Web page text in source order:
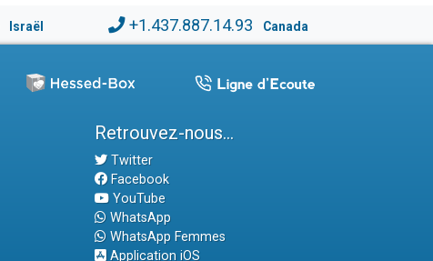
Israël +1.437.887.14.93 Canada
Retrouvez-nous...
Twitter
Facebook
YouTube
WhatsApp
WhatsApp Femmes
Application iOS